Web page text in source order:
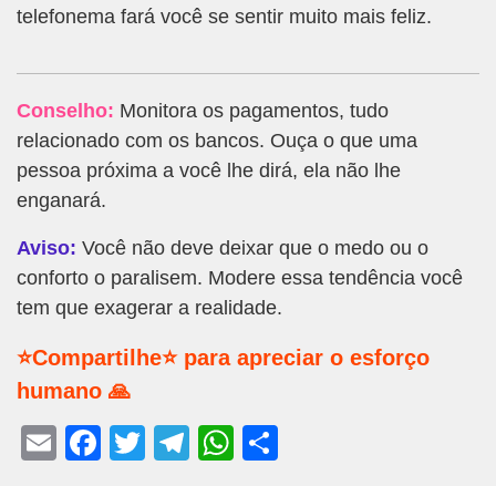
telefonema fará você se sentir muito mais feliz.
Conselho: Monitora os pagamentos, tudo
relacionado com os bancos. Ouça o que uma
pessoa próxima a você lhe dirá, ela não lhe
enganará.
Aviso: Você não deve deixar que o medo ou o
conforto o paralisem. Modere essa tendência você
tem que exagerar a realidade.
⭐Compartilhe⭐ para apreciar o esforço
humano 🙏
E
F
T
T
W